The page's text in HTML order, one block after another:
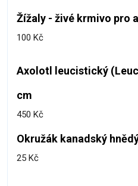
Žížaly - živé krmivo pro
100 Kč
Axolotl leucistický
cm
450 Kč
Okružák kanadský
25 Kč